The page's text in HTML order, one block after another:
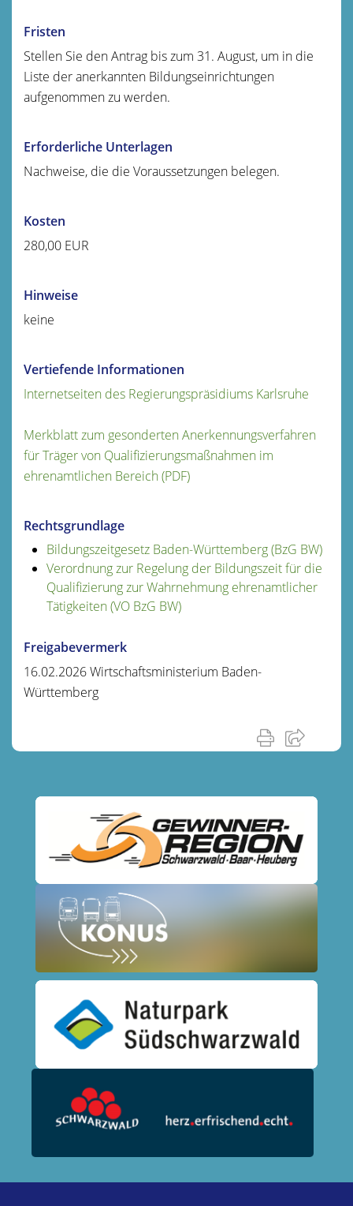
Fristen
Stellen Sie den Antrag bis zum 31. August, um in die
Liste der anerkannten Bildungseinrichtungen
aufgenommen zu werden.
Erforderliche Unterlagen
Nachweise, die die Voraussetzungen belegen.
Kosten
280,00 EUR
Hinweise
keine
Vertiefende Informationen
Internetseiten des Regierungspräsidiums Karlsruhe
Merkblatt zum gesonderten Anerkennungsverfahren
für Träger von Qualifizierungsmaßnahmen im
ehrenamtlichen Bereich (PDF)
Rechtsgrundlage
Bildungszeitgesetz Baden-Württemberg (BzG BW)
Verordnung zur Regelung der Bildungszeit für die
Qualifizierung zur Wahrnehmung ehrenamtlicher
Tätigkeiten (VO BzG BW)
Freigabevermerk
16.02.2026 Wirtschaftsministerium Baden-
Württemberg